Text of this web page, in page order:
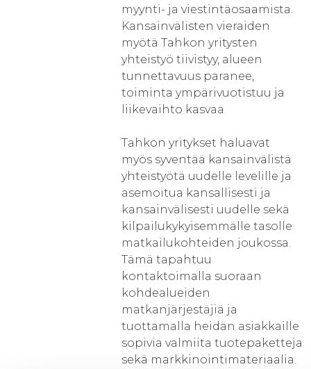
myynti- ja viestintäosaamista.
Kansainvälisten vieraiden
myötä Tahkon yritysten
yhteistyö tiivistyy, alueen
tunnettavuus paranee,
toiminta ympärivuotistuu ja
liikevaihto kasvaa
Tahkon yritykset haluavat
myös syventää kansainvälistä
yhteistyötä uudelle levelille ja
asemoitua kansallisesti ja
kansainvälisesti uudelle sekä
kilpailukykyisemmälle tasolle
matkailukohteiden joukossa.
Tämä tapahtuu
kontaktoimalla suoraan
kohdealueiden
matkanjärjestäjiä ja
tuottamalla heidän asiakkaille
sopivia valmiita tuotepaketteja
sekä markkinointimateriaalia.